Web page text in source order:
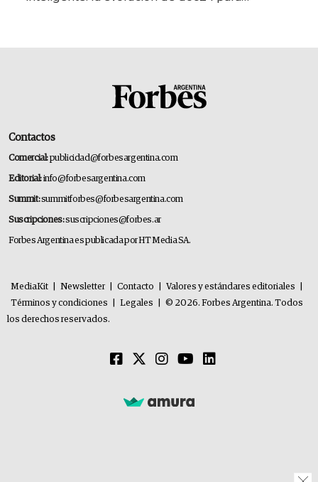
Contactos
Comercial:publicidad@forbesargentina.com
Editorial:info@forbesargentina.com
Summit:summitforbes@forbesargentina.com
Suscripciones:suscripciones@forbes.ar
Forbes Argentina es publicada por HT Media SA.
MediaKit Newsletter Contacto Valores y estándares editoriales
Términos y condiciones
Legales
© 2026. Forbes Argentina. Todos
los derechos reservados.